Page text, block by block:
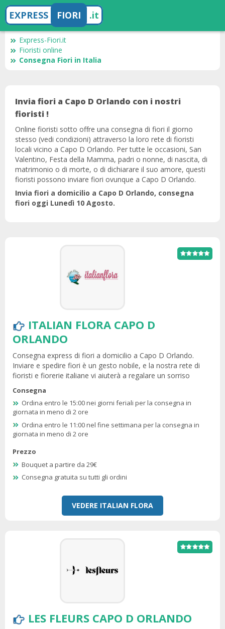
EXPRESS FIORI .it
Express-Fiori.it
Fioristi online
Consegna Fiori in Italia
Invia fiori a Capo D Orlando con i nostri
fioristi !
Online fioristi sotto offre una consegna di fiori il giorno
stesso (vedi condizioni) attraverso la loro rete di fioristi
locali vicino a Capo D Orlando. Per tutte le occasioni, San
Valentino, Festa della Mamma, padri o nonne, di nascita, di
matrimonio o di morte, o di dichiarare il suo amore, questi
fioristi possono inviare fiori ovunque a Capo D Orlando.
Invia fiori a domicilio a Capo D Orlando, consegna
fiori oggi Lunedì 10 Agosto.
ITALIAN FLORA CAPO D
ORLANDO
Consegna express di fiori a domicilio a Capo D Orlando.
Inviare e spedire fiori è un gesto nobile, e la nostra rete di
fioristi e fiorerie italiane vi aiuterà a regalare un sorriso
Consegna
Ordina entro le 15:00 nei giorni feriali per la consegna in
giornata in meno di 2 ore
Ordina entro le 11:00 nel fine settimana per la consegna in
giornata in meno di 2 ore
Prezzo
Bouquet a partire da 29€
Consegna gratuita su tutti gli ordini
VEDERE ITALIAN FLORA
LES FLEURS CAPO D ORLANDO